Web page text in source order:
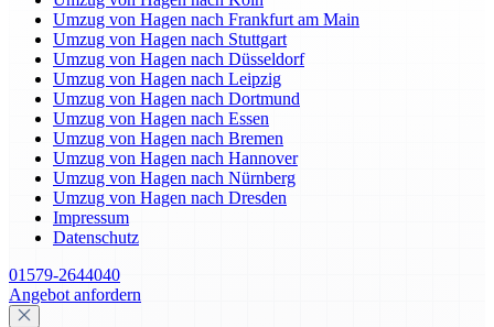
Umzug von Hagen nach Frankfurt am Main
Umzug von Hagen nach Stuttgart
Umzug von Hagen nach Düsseldorf
Umzug von Hagen nach Leipzig
Umzug von Hagen nach Dortmund
Umzug von Hagen nach Essen
Umzug von Hagen nach Bremen
Umzug von Hagen nach Hannover
Umzug von Hagen nach Nürnberg
Umzug von Hagen nach Dresden
Impressum
Datenschutz
01579-2644040
Angebot anfordern